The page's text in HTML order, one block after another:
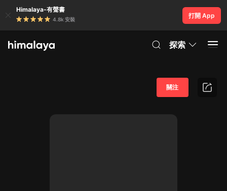
Himalaya-有聲書
4.8k 安裝
打開 App
探索
關注